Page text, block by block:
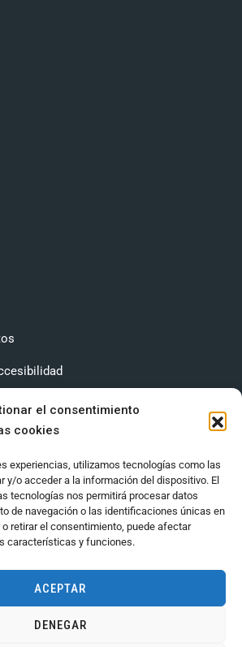
el consentimiento
cookies
experiencias, utilizamos tecnologías como las
y/o acceder a la información del dispositivo. El
tecnologías nos permitirá procesar datos
de navegación o las identificaciones únicas en
retirar el consentimiento, puede afectar
características y funciones.
ACEPTAR
DENEGAR
(UE)